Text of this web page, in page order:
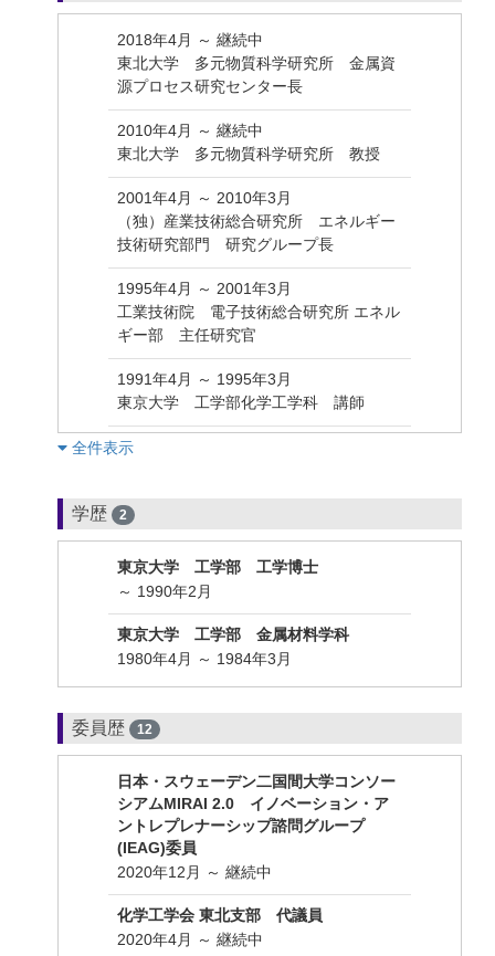
2018年4月 ～ 継続中
東北大学 多元物質科学研究所 金属資
源プロセス研究センター長
2010年4月 ～ 継続中
東北大学 多元物質科学研究所 教授
2001年4月 ～ 2010年3月
（独）産業技術総合研究所 エネルギー
技術研究部門 研究グループ長
1995年4月 ～ 2001年3月
工業技術院 電子技術総合研究所 エネル
ギー部 主任研究官
1991年4月 ～ 1995年3月
東京大学 工学部化学工学科 講師
︎全件表示
学歴 2
東京大学 工学部 工学博士
～ 1990年2月
東京大学 工学部 金属材料学科
1980年4月 ～ 1984年3月
委員歴 12
⽇本・スウェーデン⼆国間⼤学コンソー
シアムMIRAI 2.0 イノベーション・ア
ントレプレナーシップ諮問グループ
(IEAG)委員
2020年12月 ～ 継続中
化学工学会 東北支部 代議員
2020年4月 ～ 継続中